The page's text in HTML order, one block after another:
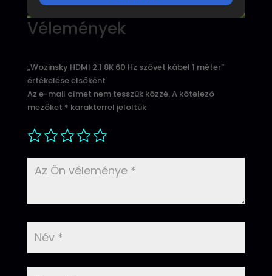
Vélemények
„Wozinsky HDMI 2.1 8K 60 Hz szövet kábel 1 méter”
értékelése elsőként
Az e-mail címet nem tesszük közzé.A kötelező
mezőket * karakterrel jelöltük